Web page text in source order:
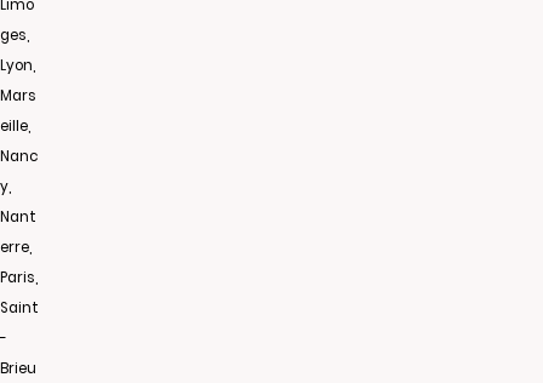
Limo
ges,
Lyon,
Mars
eille,
Nanc
y,
Nant
erre,
Paris,
Saint
-
Brieu